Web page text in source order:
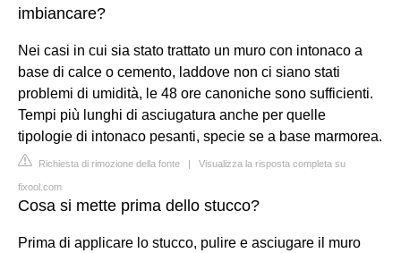
imbiancare?
Nei casi in cui sia stato trattato un muro con intonaco a
base di calce o cemento, laddove non ci siano stati
problemi di umidità, le 48 ore canoniche sono sufficienti.
Tempi più lunghi di asciugatura anche per quelle
tipologie di intonaco pesanti, specie se a base marmorea.
Richiesta di rimozione della fonte | Visualizza la risposta completa su
fixool.com
Cosa si mette prima dello stucco?
Prima di applicare lo stucco, pulire e asciugare il muro